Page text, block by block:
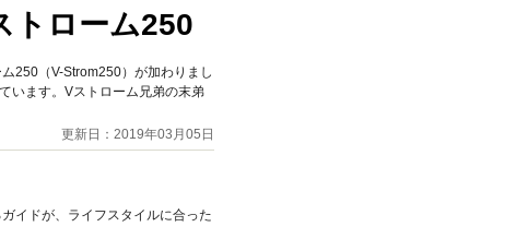
トローム250
250（V-Strom250）が加わりまし
います。Vストローム兄弟の末弟
更新日：2019年03月05日
イドが、ライフスタイルに合った